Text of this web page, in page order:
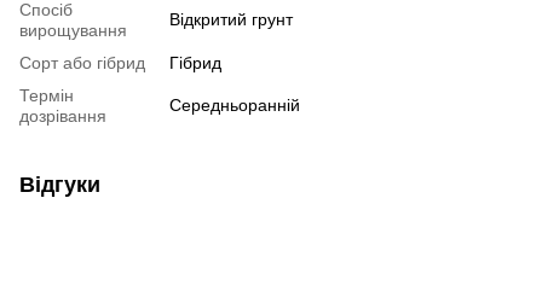
Спосіб
вирощування
Відкритий грунт
Сорт або гібрид
Гібрид
Термін
дозрівання
Середньоранній
Відгуки